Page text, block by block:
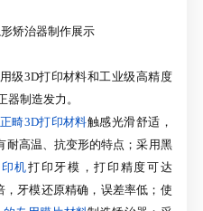
矫治器制作展示
级3D打印材料和工业级高精度
器制造发力。
畸3D打印材料触感光滑舒适，
耐高温、抗变形的特点；采用黑
机打印牙模，打印精度可达
，牙模还原精确，误差率低；使